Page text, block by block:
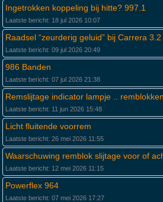
Ingetrokken koppeling bij hitte? 997.1
Laatste bericht: 18 jul 2026 10:07
Raadsel “zeurderig geluid” bij Carrera 3.2
Laatste bericht: 09 jul 2026 20:49
986 Banden
Laatste bericht: 07 jul 2026 21:38
Remslijtage indicator lampje ..
Laatste bericht: 11 jun 2026 15:48
Licht fluitende voorrem
Laatste bericht: 26 mei 2026 11:55
Waarschuwing remblok slijtage voor of
Laatste bericht: 12 mei 2026 11:15
Powerflex 964
Laatste bericht: 07 mei 2026 17:27